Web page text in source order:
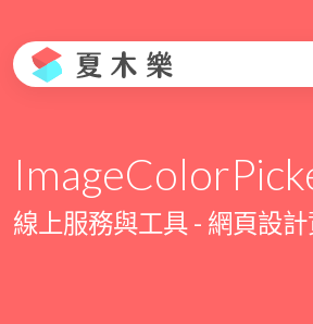
線上服務與工具 - 網頁設